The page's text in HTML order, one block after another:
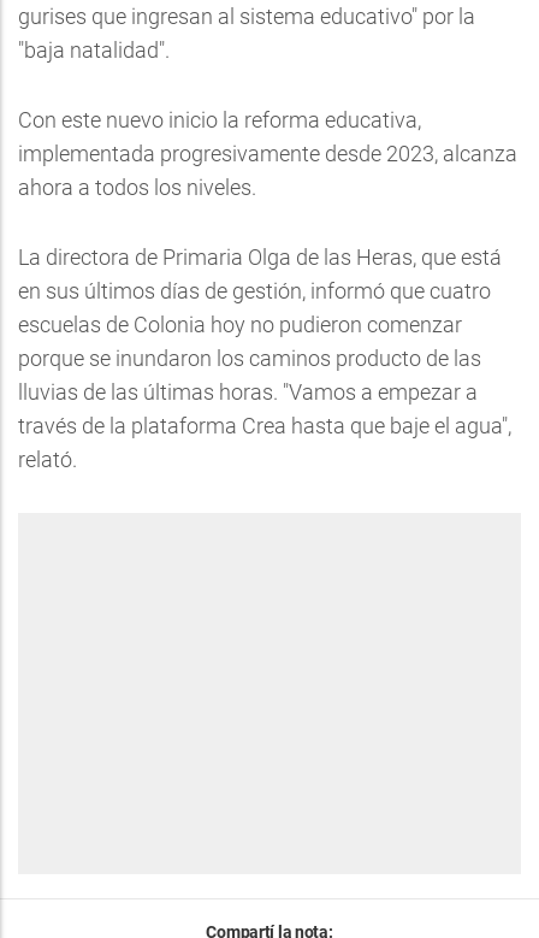
gurises que ingresan al sistema educativo" por la
"baja natalidad".
Con este nuevo inicio la reforma educativa,
implementada progresivamente desde 2023, alcanza
ahora a todos los niveles.
La directora de Primaria Olga de las Heras, que está
en sus últimos días de gestión, informó que cuatro
escuelas de Colonia hoy no pudieron comenzar
porque se inundaron los caminos producto de las
lluvias de las últimas horas. "Vamos a empezar a
través de la plataforma Crea hasta que baje el agua",
relató.
Compartí la nota: